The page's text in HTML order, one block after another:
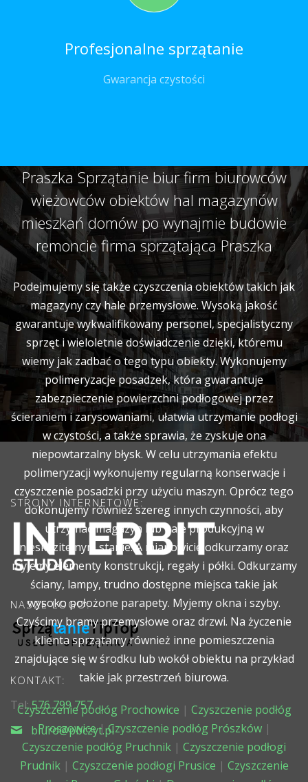
Profesjonalne sprzątanie
Gwarancja czystości
Praszka Sprzątanie biur firm biurowców
wieżowców obiektów hal magazynów
mieszkań domów po wynajmie budowie
remoncie firma sprzątająca Praszka
Podejmujemy się także czyszczenia obiektów takich jak
magazyny czy hale przemysłowe. Wysoką jakość
gwarantuje wykwalifikowany personel, specjalistyczny
sprzęt i wieloletnie doświadczenie dzięki, któremu
wiemy jak zadbać o tego typu obiekty. Wykonujemy
polimeryzacje posadzek, która gwarantuje
zabezpieczenie powierzchni podłogowej przez
ścieraniem i zarysowaniami, ułatwia utrzymanie podłogi
w czystości, a także sprawia, że zyskuje ona
niepowtarzalny błysk. W celu utrzymania efektu
polimeryzacji wykonujemy regularną konserwacje i
czyszczenie posadzki przy użyciu maszyn. Oprócz tego
dokonujemy również szereg innych czynności, aby
utrzymać magazyn lub hale produkcyjną w
nieskazitelnym stanie. A mianowicie odkurzamy oraz
myjemy elementy konstrukcji, regały i półki. Odkurzamy
ściany, lampy, trudno dostępne miejsca takie jak
wysoko położone parapety. Myjemy okna i szyby.
Czyścimy bramy przemysłowe oraz drzwi. Na życzenie
klienta sprzątamy również inne pomieszczenia
znajdujące się w środku lub wokół obiektu na przykład
takie jak przestrzeń biurowa.
Czyszczenie podłóg Prochowice | Czyszczenie podłóg
Proszowice|Czyszczenie podłóg Prószków|
Czyszczenie podłóg Pruchnik | Czyszczenie podłogi
Prudnik| Czyszczenie podłogi Prusice | Czyszczenie
STRONY INTERNETOWE:
NASZE LOGO:
KONTAKT:
Tel:576 799 757
biuro@pbczyt.pl